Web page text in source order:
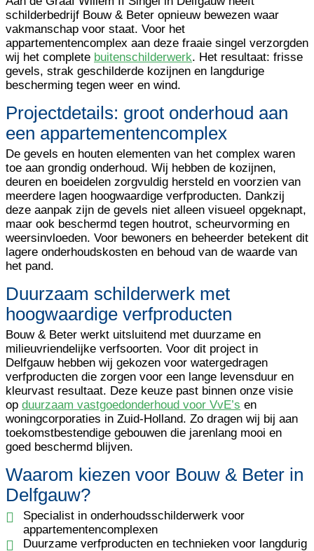
schilderbedrijf Bouw & Beter opnieuw bewezen waar
vakmanschap voor staat. Voor het
appartementencomplex aan deze fraaie singel verzorgden
wij het complete buitenschilderwerk. Het resultaat: frisse
gevels, strak geschilderde kozijnen en langdurige
bescherming tegen weer en wind.
Projectdetails: groot onderhoud aan
een appartementencomplex
De gevels en houten elementen van het complex waren
toe aan grondig onderhoud. Wij hebben de kozijnen,
deuren en boeidelen zorgvuldig hersteld en voorzien van
meerdere lagen hoogwaardige verfproducten. Dankzij
deze aanpak zijn de gevels niet alleen visueel opgeknapt,
maar ook beschermd tegen houtrot, scheurvorming en
weersinvloeden. Voor bewoners en beheerder betekent dit
lagere onderhoudskosten en behoud van de waarde van
het pand.
Duurzaam schilderwerk met
hoogwaardige verfproducten
Bouw & Beter werkt uitsluitend met duurzame en
milieuvriendelijke verfsoorten. Voor dit project in
Delfgauw hebben wij gekozen voor watergedragen
verfproducten die zorgen voor een lange levensduur en
kleurvast resultaat. Deze keuze past binnen onze visie
op duurzaam vastgoedonderhoud voor VvE’s en
woningcorporaties in Zuid-Holland. Zo dragen wij bij aan
toekomstbestendige gebouwen die jarenlang mooi en
goed beschermd blijven.
Waarom kiezen voor Bouw & Beter in
Delfgauw?
Specialist in onderhoudsschilderwerk voor
appartementencomplexen
Duurzame verfproducten en technieken voor langdurig